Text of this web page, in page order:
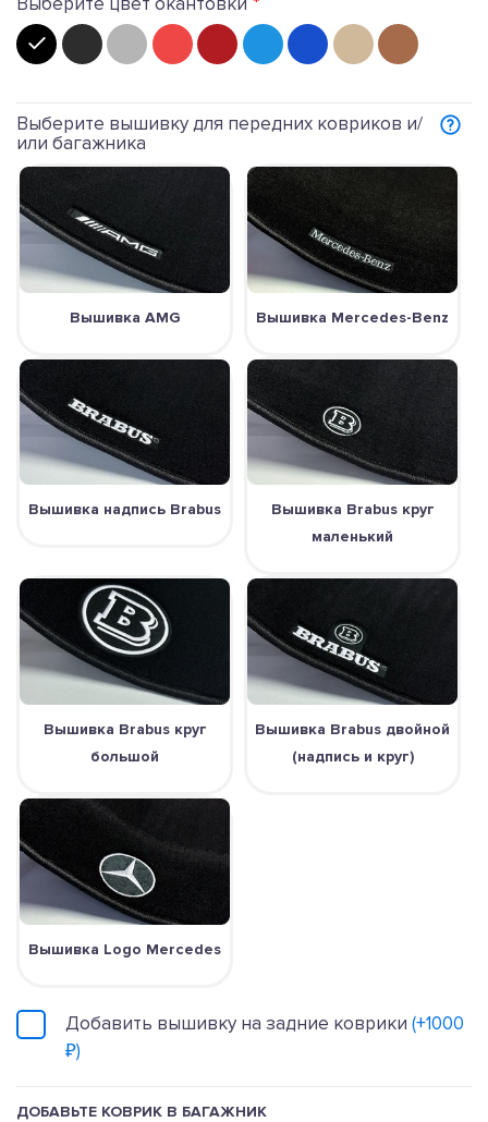
Выберите вышивку для передних ковриков и/
или багажника
Вышивка AMG Вышивка Mercedes-Benz
Вышивка надпись Brabus
Вышивка Brabus круг
маленький
Вышивка Brabus круг
большой
Вышивка Brabus двойной
(надпись и круг)
Вышивка Logo Mercedes
Добавить вышивку на задние коврики (+1000
₽)
ДОБАВЬТЕ КОВРИК В БАГАЖНИК